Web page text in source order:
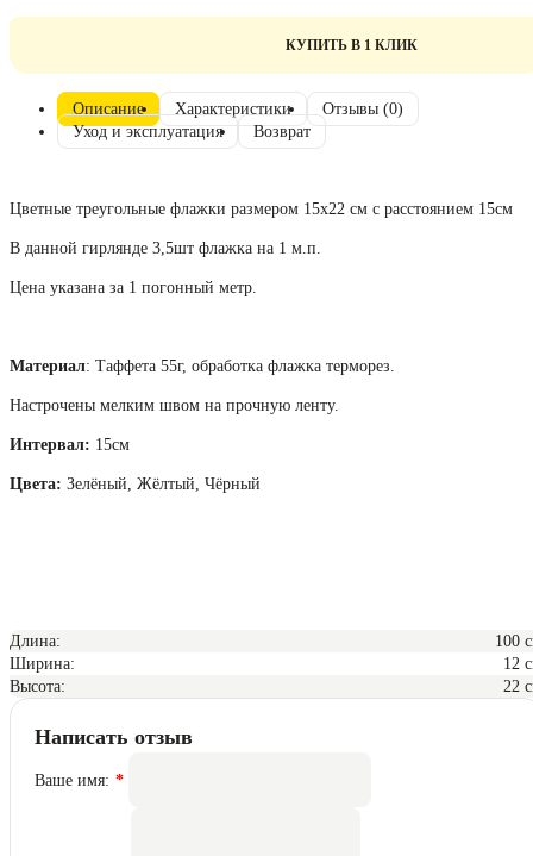
КУПИТЬ В 1 КЛИК
Описание Характеристики
Отзывы (0)
Уход и эксплуатация
Возврат
Цветные треугольные флажки размером 15х22 см с расстоянием 15см
В данной гирлянде 3,5шт флажка на 1 м.п.
Цена указана за 1 погонный метр.
Материал: Таффета 55г, обработка флажка терморез.
Настрочены мелким швом на прочную ленту.
Интервал: 15см
Цвета: Зелёный, Жёлтый, Чёрный
Длина:
100
Ширина:
12
Высота:
22
Написать отзыв
Ваше имя: